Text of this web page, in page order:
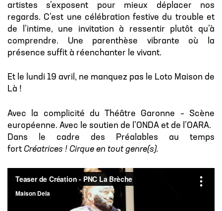
artistes s’exposent pour mieux déplacer nos
regards. C’est une célébration festive du trouble et
de l’intime, une invitation à ressentir plutôt qu’à
comprendre. Une parenthèse vibrante où la
présence suffit à réenchanter le vivant.
Et le lundi 19 avril, ne manquez pas le Loto Maison de
Là !
Avec la complicité du Théâtre Garonne – Scène
européenne. Avec le soutien de l’ONDA et de l’OARA.
Dans le cadre des Préalables au temps
fort Créatrices ! Cirque en tout genre(s).